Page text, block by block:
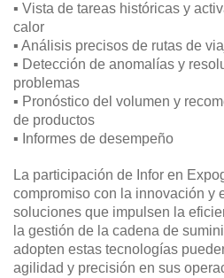
▪ Vista de tareas históricas y
calor
▪ Análisis precisos de rutas de
▪ Detección de anomalías y
problemas
▪ Pronóstico del volumen y
de productos
▪ Informes de desempeño
La participación de Infor en
compromiso con la innovación y
soluciones que impulsen la
la gestión de la cadena de
adopten estas tecnologías
agilidad y precisión en sus